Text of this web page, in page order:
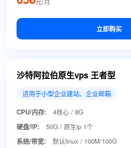
立即购买
沙特阿拉伯原生vps 王者型
适用于小型企业建站、企业邮箱
CPU/内存:
4核心 / 8G
硬盘/IP:
50G / 原生ip 1个
系统/带宽:
默认linux / 100M/100G